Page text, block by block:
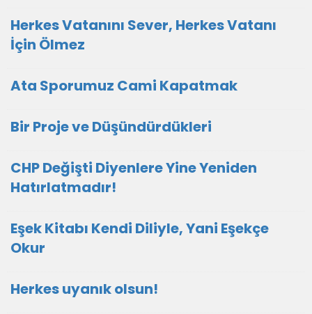
Herkes Vatanını Sever, Herkes Vatanı
İçin Ölmez
Ata Sporumuz Cami Kapatmak
Bir Proje ve Düşündürdükleri
CHP Değişti Diyenlere Yine Yeniden
Hatırlatmadır!
Eşek Kitabı Kendi Diliyle, Yani Eşekçe
Okur
Herkes uyanık olsun!